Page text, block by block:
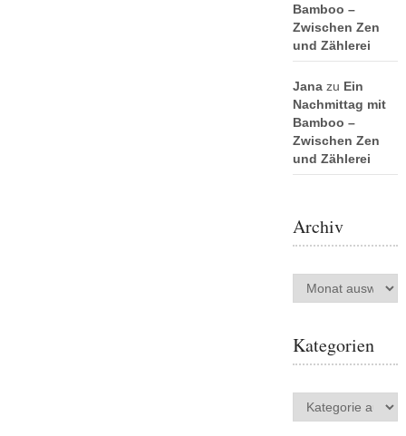
Bamboo –
Zwischen Zen
und Zählerei
Janazu Ein
Nachmittag mit
Bamboo –
Zwischen Zen
und Zählerei
Archiv
Archiv
Kategorien
Kategorien